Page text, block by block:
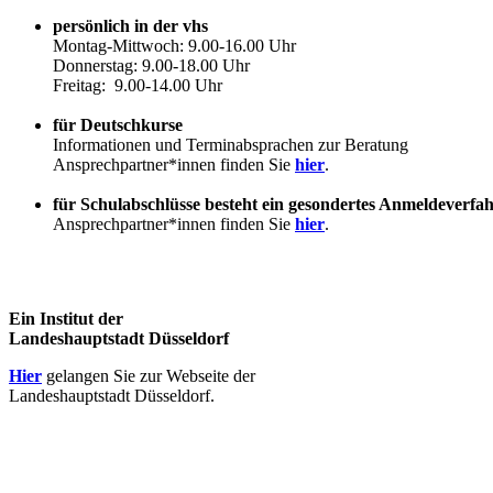
persönlich in der vhs
Montag-Mittwoch: 9.00-16.00 Uhr
Donnerstag: 9.00-18.00 Uhr
Freitag: 9.00-14.00 Uhr
für Deutschkurse
Informationen und Terminabsprachen zur Beratung
Ansprechpartner*innen finden Sie hier.
für Schulabschlüsse besteht ein gesondertes
Ansprechpartner*innen finden Sie hier.
Ein Institut der
Landeshauptstadt Düsseldorf
Hier gelangen Sie zur Webseite der
Landeshauptstadt Düsseldorf.